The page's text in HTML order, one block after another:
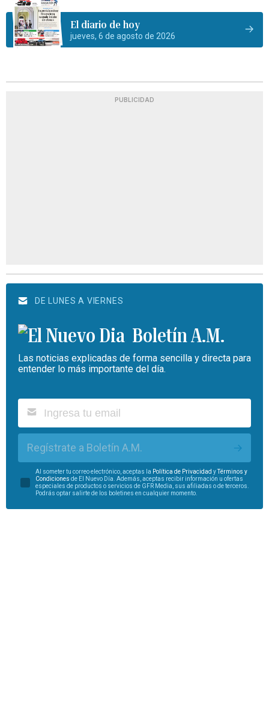
El diario de hoy
jueves, 6 de agosto de 2026
PUBLICIDAD
DE LUNES A VIERNES
Boletín A.M.
Las noticias explicadas de forma sencilla y directa para
entender lo más importante del día.
Regístrate a Boletín A.M.
Al someter tu correo electrónico, aceptas la Política de Privacidad yTérminos y
Condiciones de El Nuevo Día. Además, aceptas recibir información u ofertas
especiales de productos o servicios de GFR Media, sus afiliadas o de terceros.
Podrás optar salirte de los boletines en cualquier momento.